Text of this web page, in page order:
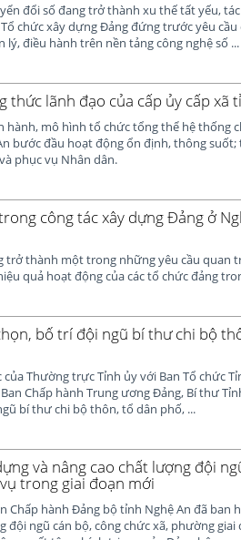
đổi số đang trở thành xu thế tất yếu,
chức xây dựng Đảng đứng trước yêu
lý, điều hành trên nền tảng công nghệ số ...
thức lãnh đạo của cấp ủy cấp xã
hành, mô hình tổ chức tổng thể hệ thống
bước đầu hoạt động ổn định, thông
phục vụ Nhân dân.
công tác xây dựng Đảng ở
trở thành một trong những yêu cầu quan
quả hoạt động của các tổ chức đảng
bố trí đội ngũ bí thư chi bộ
Thường trực Tỉnh ủy với Ban Tổ chức
Ban Chấp hành Trung ương Đảng, Bí thư
bí thư chi bộ thôn, tổ dân phố, ...
và nâng cao chất lượng đội
trong giai đoạn mới
Chấp hành Đảng bộ tỉnh Nghệ An đã ban
đội ngũ cán bộ, công chức xã, phường